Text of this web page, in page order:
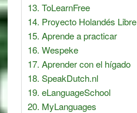
ToLearnFree
Proyecto Holandés Libre
Aprende a practicar
Wespeke
Aprender con el hígado
SpeakDutch.nl
eLanguageSchool
MyLanguages